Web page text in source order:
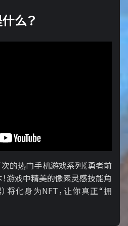
么？
的热门手机游戏系列《勇者前
游戏中精美的像素灵感技能角
）将化身为NFT，让你真正“拥